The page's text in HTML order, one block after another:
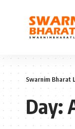
Swarnim Bharat
Day: